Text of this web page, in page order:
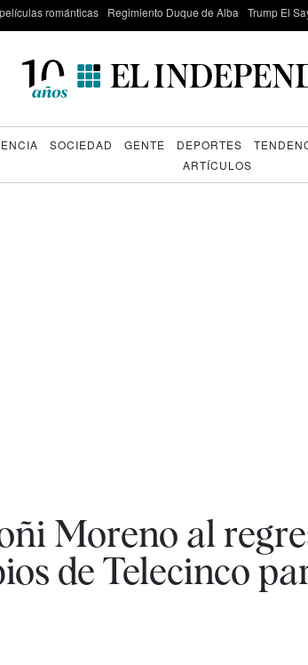
románticas Regimiento Duque de Alba Trump El
SOCIEDAD GENTE DEPORTES
ARTÍCULOS
Moreno al
de Telecinco